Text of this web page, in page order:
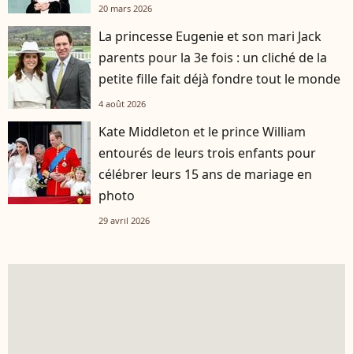
20 mars 2026
La princesse Eugenie et son mari Jack
parents pour la 3e fois : un cliché de la
petite fille fait déjà fondre tout le monde
4 août 2026
Kate Middleton et le prince William
entourés de leurs trois enfants pour
célébrer leurs 15 ans de mariage en
photo
29 avril 2026